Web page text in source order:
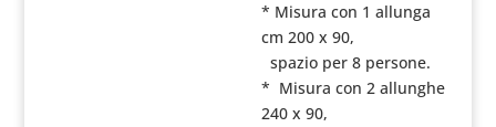
* Misura con 1 allunga
cm 200 x 90,
spazio per 8 persone.
* Misura con 2 allunghe
240 x 90,